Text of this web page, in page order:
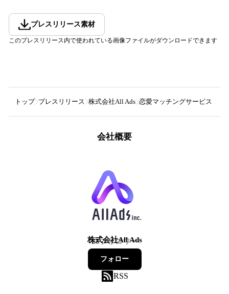
プレスリリース素材
このプレスリリース内で使われている画像ファイルがダウンロードできます
トップ プレスリリース 株式会社All Ads 恋愛マッチングサービス「
会社概要
株式会社All Ads
28フォロワー
フォロー
RSS